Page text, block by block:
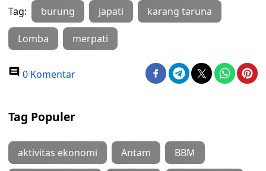
Tag: burung japati karang taruna
Lomba merpati
0 Komentar
Tag Populer
aktivitas ekonomi Antam BBM